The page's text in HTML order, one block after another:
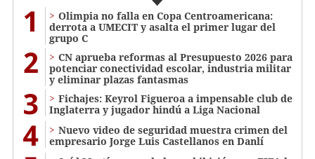
1
Olimpia no falla en Copa Centroamericana:
derrota a UMECIT y asalta el primer lugar del
grupo C
2
CN aprueba reformas al Presupuesto 2026 para
potenciar conectividad escolar, industria militar
y eliminar plazas fantasmas
3
Fichajes: Keyrol Figueroa a impensable club de
Inglaterra y jugador hindú a Liga Nacional
4
Nuevo video de seguridad muestra crimen del
empresario Jorge Luis Castellanos en Danlí